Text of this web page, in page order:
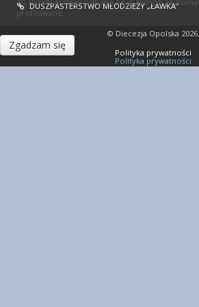
DUSZPASTERSTWO MŁODZIEŻY „ŁAWKA”
© Diecezja Opolska 2026.
Polityka prywatności
profilowane.
Zgadzam się
Polityka prywatności